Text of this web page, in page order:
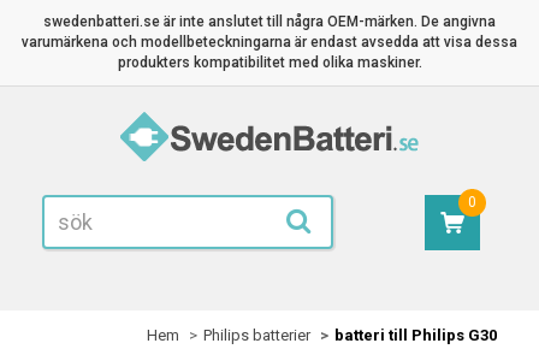
swedenbatteri.se är inte anslutet till några OEM-märken. De angivna
varumärkena och modellbeteckningarna är endast avsedda att visa dessa
produkters kompatibilitet med olika maskiner.
0
Hem Philips batterier batteri till Philips G30